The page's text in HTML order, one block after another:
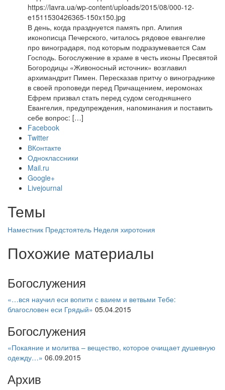
https://lavra.ua/wp-content/uploads/2015/08/000-12-
e1511530426365-150x150.jpg
В день, когда празднуется память прп. Алипия
иконописца Печерского, читалось рядовое евангелие
про виноградаря, под которым подразумевается Сам
Господь. Богослужение в храме в честь иконы Пресвятой
Богородицы «Живоносный источник» возглавил
архимандрит Пимен. Пересказав притчу о винограднике
в своей проповеди перед Причащением, иеромонах
Ефрем призвал стать перед судом сегодняшнего
Евангелия, предупреждения, напоминания и поставить
себе вопрос: […]
Facebook
Twitter
ВКонтакте
Одноклассники
Mail.ru
Google+
Livejournal
Темы
Наместник Предстоятель Неделя хиротония
Похожие материалы
Богослужения
«…вся научил еси вопити с ваием и ветвьми Тебе:
благословен еси Грядый» 05.04.2015
Богослужения
«Покаяние и молитва – вещество, которое очищает душевную
одежду…» 06.09.2015
Архив